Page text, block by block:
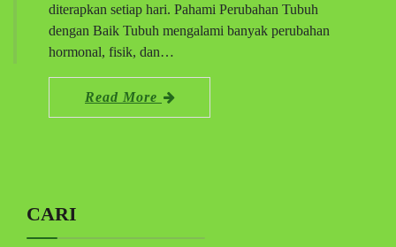
diterapkan setiap hari. Pahami Perubahan Tubuh
dengan Baik Tubuh mengalami banyak perubahan
hormonal, fisik, dan…
Read More
CARI